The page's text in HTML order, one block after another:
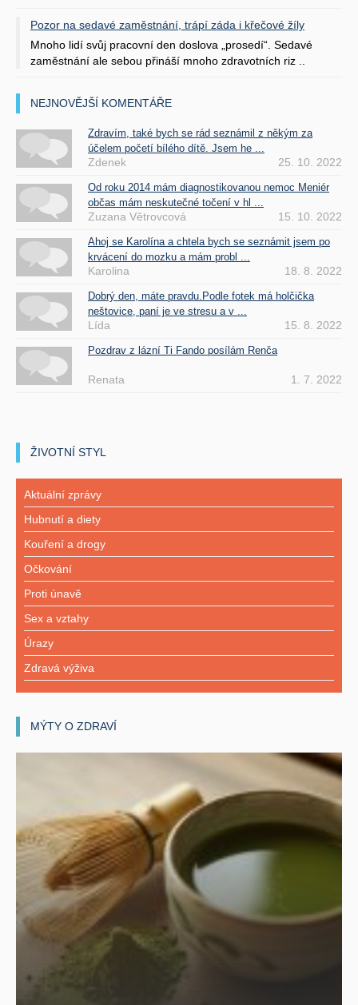
Pozor na sedavé zaměstnání, trápí záda i křečové žíly
Mnoho lidí svůj pracovní den doslova „prosedí“. Sedavé
zaměstnání ale sebou přináší mnoho zdravotních riz ..
NEJNOVĚJŠÍ KOMENTÁŘE
Zdravím, také bych se rád seznámil z někým za
účelem početí bílého dítě. Jsem he ...
Zdenek 25. 10. 2022
Od roku 2014 mám diagnostikovanou nemoc Meniér
občas mám neskutečné točení v hl ...
Zuzana Větrovcová 15. 10. 2022
Ahoj se Karolína a chtela bych se seznámit jsem po
krvácení do mozku a mám probl ...
Karolina 18. 8. 2022
Dobrý den, máte pravdu.Podle fotek má holčička
neštovice, paní je ve stresu a v ...
Lída 15. 8. 2022
Pozdrav z lázní Ti Fando posílám Renča
Renata 1. 7. 2022
ŽIVOTNÍ STYL
Aktuální zprávy
Hubnutí a diety
Kouření a drogy
Očkování
Proti únavě
Sex a vztahy
Úrazy
Zdravá výživa
MÝTY O ZDRAVÍ